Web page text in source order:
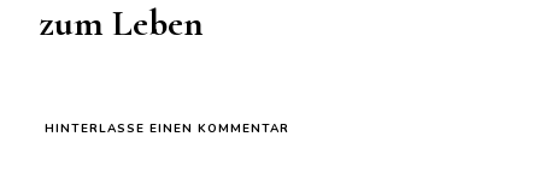
zum Leben
HINTERLASSE EINEN KOMMENTAR